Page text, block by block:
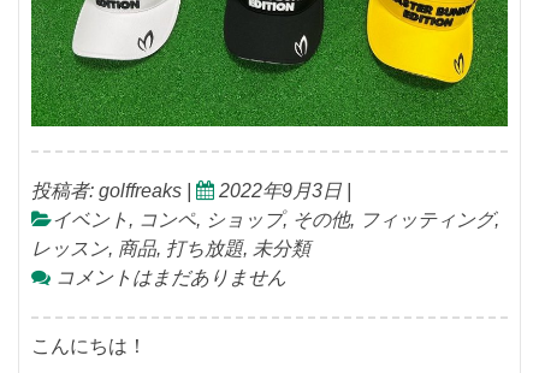
投稿者: golffreaks 2022年9月3日
イベント, コンペ, ショップ, その他, フィッティング,
レッスン, 商品, 打ち放題, 未分類
コメントはまだありません
こんにちは！